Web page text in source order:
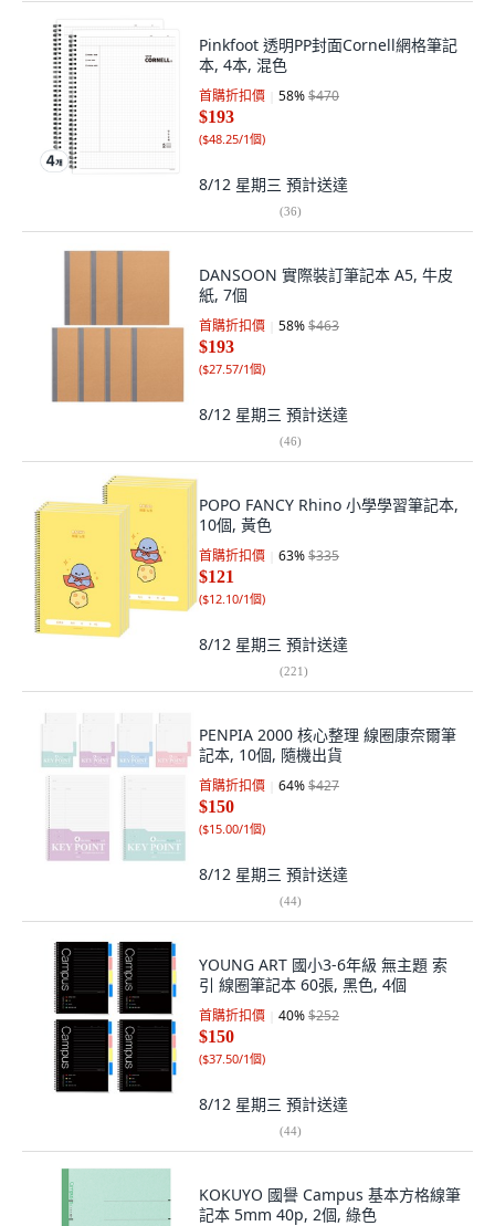
Pinkfoot 透明PP封面Cornell網格筆記
本, 4本, 混色
首購折扣價 58%$470
$193
($48.25/1個)
8/12 星期三 預計送達
(36)
DANSOON 實際裝訂筆記本 A5, 牛皮
紙, 7個
首購折扣價 58%$463
$193
($27.57/1個)
8/12 星期三 預計送達
(46)
POPO FANCY Rhino 小學學習筆記本,
10個, 黃色
首購折扣價 63%$335
$121
($12.10/1個)
8/12 星期三 預計送達
(221)
PENPIA 2000 核心整理 線圈康奈爾筆
記本, 10個, 隨機出貨
首購折扣價 64%$427
$150
($15.00/1個)
8/12 星期三 預計送達
(44)
YOUNG ART 國小3-6年級 無主題 索
引 線圈筆記本 60張, 黑色, 4個
首購折扣價 40%$252
$150
($37.50/1個)
8/12 星期三 預計送達
(44)
KOKUYO 國譽 Campus 基本方格線筆
記本 5mm 40p, 2個, 綠色